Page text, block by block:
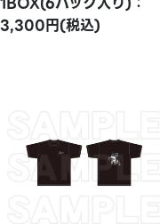
3,300円(税込)